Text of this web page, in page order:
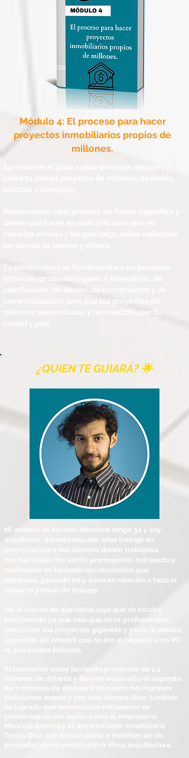
Módulo 4: El proceso para hacer
proyectos inmobiliarios propios de
millones.
Tu constructura se fundamentará en procesos
firmes de gestiones legales y financieros, de
planificación, de diseño, de construcción y de
comercialización para que tus proyectos de
millones sean exitosos y reconocidos por tu
¿QUIEN TE GUIARÁ? 🌟
Mi nombre es Antonio Mendoza tengo 34 y soy
arquitecto, durante muchos años trabajé en
proyectos para mis clientes donde trabajaba
muchas horas, me sentía preocupado, estresado y
controlado no teniendo los resultados que
esperaba, ganando muy poco en relación a todo el
esfuerzo y horas de trabajo.
Me di cuenta de que había algo que no estaba
funcionando ya que veía que otros profesionales
construían sus proyectos gigantes y yo no lo estaba
logrando, ahí entendí que no era el negocio si no YO
el que estaba fallando.
Actualmente estoy haciendo proyectos de 1.5
millones de dólares y fase de desarrollo el segundo
millones de dólares triplicando mis ingresos
trabajando menos y con más tiempo libre, también
he logrado que empresarios millonarios se
conviertan en mis socios como el empresario
Mauricio Benoist y el desarrollador inmobiliario
Tomás Diaz que forman parte e invierten en los
proyectos de mi constructora Vives arquitectura.